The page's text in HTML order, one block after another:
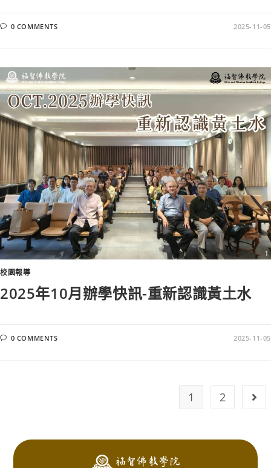
0 COMMENTS 2025-11-05
校園報導
2025年10月辦學快訊-重新認識黃土水
0 COMMENTS 2025-11-05
1 2